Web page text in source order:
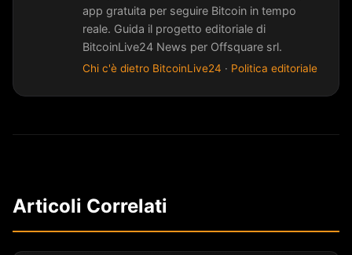
app gratuita per seguire Bitcoin in tempo
reale. Guida il progetto editoriale di
BitcoinLive24 News per Offsquare srl.
Chi c'è dietro BitcoinLive24 · Politica editoriale
Articoli Correlati